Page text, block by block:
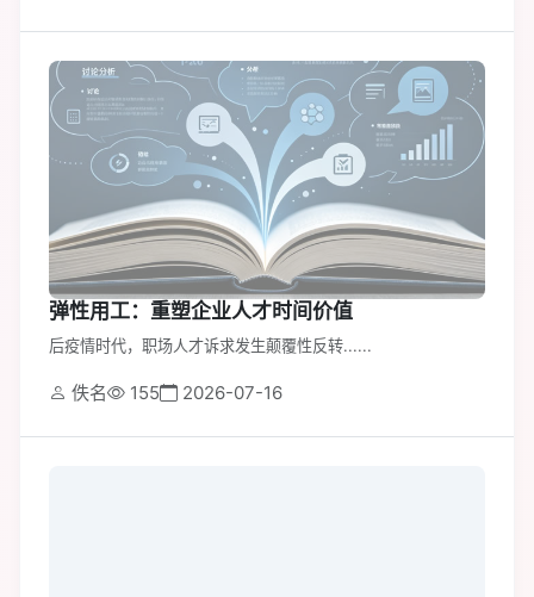
弹性用工：重塑企业人才时间价值
后疫情时代，职场人才诉求发生颠覆性反转......
佚名 155 2026-07-16